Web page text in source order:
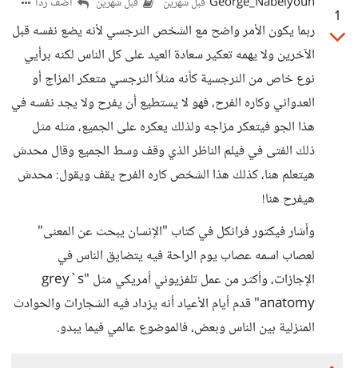
1
ربما يكون الأمر واضح مع الشخص النرجسي لأنه يضع نفسه قبل
الآخرين ولا يهمه تعكير سعادة العيد على كل الناس لكنه برأيي
نوع خاص من النرجسية كأنه مثلاً النرجسي متعكر المزاج أو
العدواني وكاره الفرح، فهو لا يستطيع أن يفرح ولا يجد نفسه في
هذا الجو فيتعكر مزاجه ولذلك يعكره على الجميع، مثله مثل
ذلك الفتى في فيلم الناظر الذي وقف وسط الجميع وقال محدش
هيتعلم هنا، كذلك هذا الشخص كاره الفرح يقف ويقول: محدش
هيفرح هنا!
وأشار فيكتور فرانكل في كتاب "الإنسان يبحث عن المعنى"
لعصاب اسمه عصاب يوم الراحة فيه يتضايق الناس في
الإجازات، وأكثر من عمل تلفزيوني أمريكي مثل "grey`s
anatomy" قدم أيام الأعياد أنه يزداد فيه الشجارات والحوادث
المنزلية بين الناس وبعض، فالموضوع عالمي فيما يبدو.